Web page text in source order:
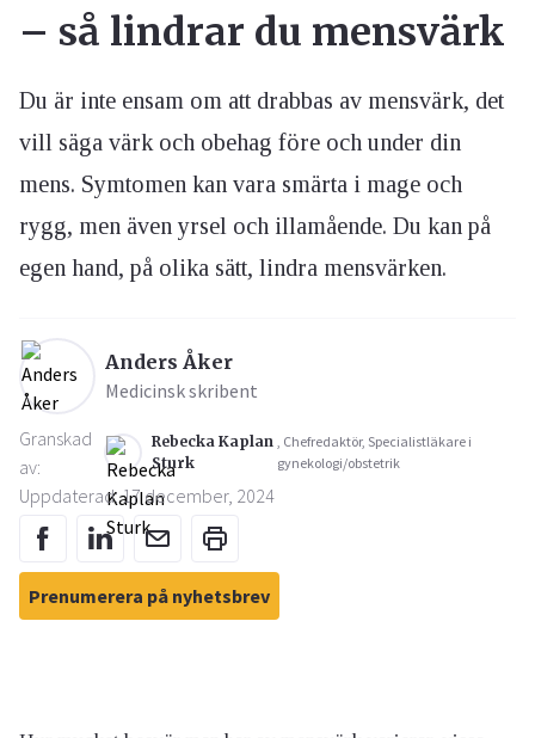
– så lindrar du mensvärk
Du är inte ensam om att drabbas av mensvärk, det
vill säga värk och obehag före och under din
mens. Symtomen kan vara smärta i mage och
rygg, men även yrsel och illamående. Du kan på
egen hand, på olika sätt, lindra mensvärken.
Anders Åker
Medicinsk skribent
Granskad
av:
Rebecka Kaplan
Sturk
, Chefredaktör, Specialistläkare i
gynekologi/obstetrik
Uppdaterad: 17 december, 2024
Prenumerera på nyhetsbrev